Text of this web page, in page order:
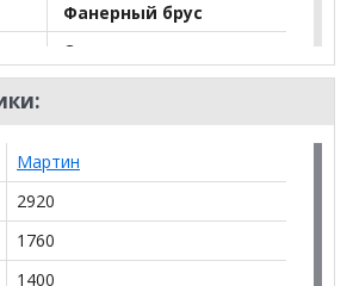
Фанерный брус
Ортопедические латы
(ламели)
Караван (шагающий
Мартин
2920
1760
1400